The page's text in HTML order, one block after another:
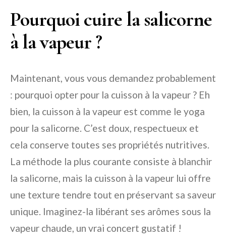
Pourquoi cuire la salicorne
à la vapeur ?
Maintenant, vous vous demandez probablement
: pourquoi opter pour la cuisson à la vapeur ? Eh
bien, la cuisson à la vapeur est comme le yoga
pour la salicorne. C’est doux, respectueux et
cela conserve toutes ses propriétés nutritives.
La méthode la plus courante consiste à blanchir
la salicorne, mais la cuisson à la vapeur lui offre
une texture tendre tout en préservant sa saveur
unique. Imaginez-la libérant ses arômes sous la
vapeur chaude, un vrai concert gustatif !